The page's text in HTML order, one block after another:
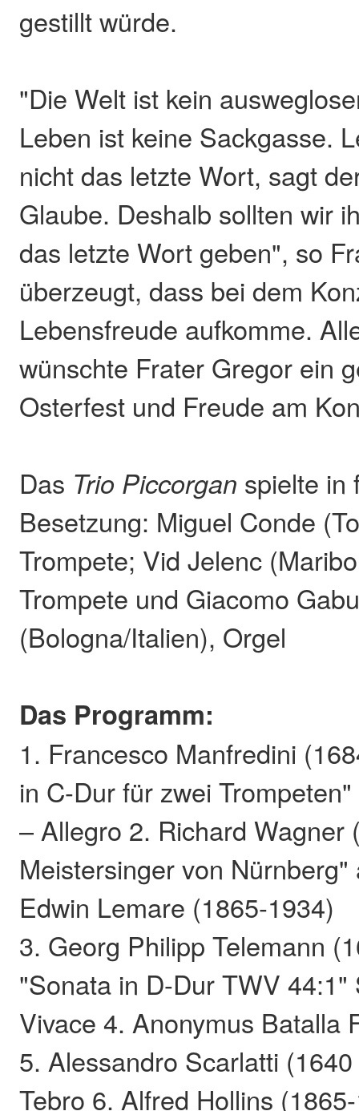
gestillt würde.
"Die Welt ist kein
Leben ist keine Sackgasse.
nicht das letzte Wort, sagt
Glaube. Deshalb sollten wir
das letzte Wort geben", so
überzeugt, dass bei dem
Lebensfreude aufkomme.
wünschte Frater Gregor ein
Osterfest und Freude am
Das Trio Piccorgan spielte in
Besetzung: Miguel Conde
Trompete; Vid Jelenc
Trompete und Giacomo
(Bologna/Italien), Orgel
Das Programm:
1. Francesco Manfredini
in C-Dur für zwei
– Allegro 2. Richard Wagner
Meistersinger von
Edwin Lemare (1865-1934)
3. Georg Philipp Telemann
"Sonata in D-Dur TWV
Vivace 4. Anonymus Batalla
5. Alessandro Scarlatti
Tebro 6. Alfred Hollins